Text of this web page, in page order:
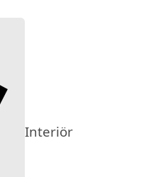
Interiör